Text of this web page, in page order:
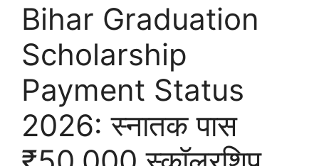
Bihar Graduation
Scholarship
Payment Status
2026: स्नातक पास